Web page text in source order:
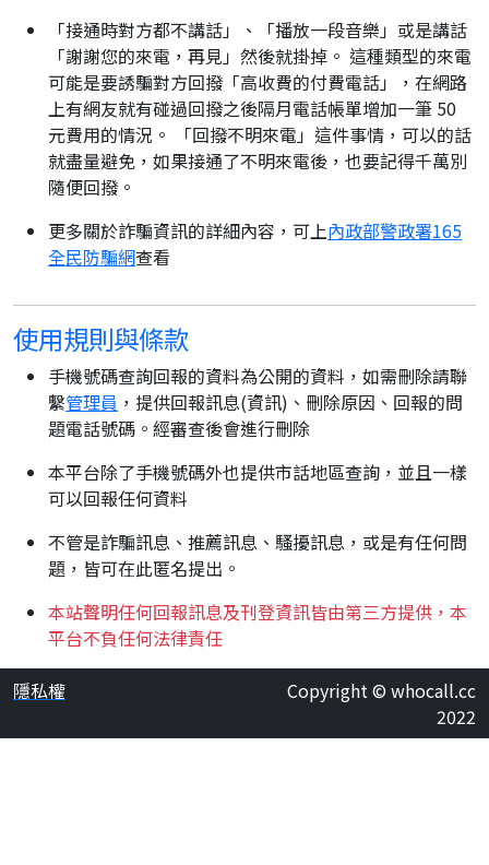
「接通時對方都不講話」、「播放一段音樂」或是講話
「謝謝您的來電，再見」然後就掛掉。 這種類型的來電
可能是要誘騙對方回撥「高收費的付費電話」，在網路
上有網友就有碰過回撥之後隔月電話帳單增加一筆 50
元費用的情況。 「回撥不明來電」這件事情，可以的話
就盡量避免，如果接通了不明來電後，也要記得千萬別
隨便回撥。
更多關於詐騙資訊的詳細內容，可上內政部警政署165
全民防騙網查看
使用規則與條款
手機號碼查詢回報的資料為公開的資料，如需刪除請聯
繫管理員 ，提供回報訊息(資訊)、刪除原因、回報的問
題電話號碼。經審查後會進行刪除
本平台除了手機號碼外也提供市話地區查詢，並且一樣
可以回報任何資料
不管是詐騙訊息、推薦訊息、騷擾訊息，或是有任何問
題，皆可在此匿名提出。
本站聲明任何回報訊息及刊登資訊皆由第三方提供，本
平台不負任何法律責任
隱私權
Copyright © whocall.cc
2022